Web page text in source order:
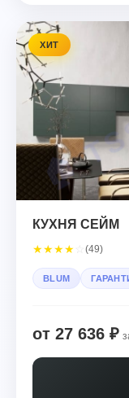
ХИТ
КУХНЯ СЕЙМ
★★★★ (49)
BLUM
от 27 636 ₽